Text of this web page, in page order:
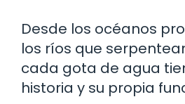
Desde los océanos
los ríos que
cada gota de agua
historia y su propia